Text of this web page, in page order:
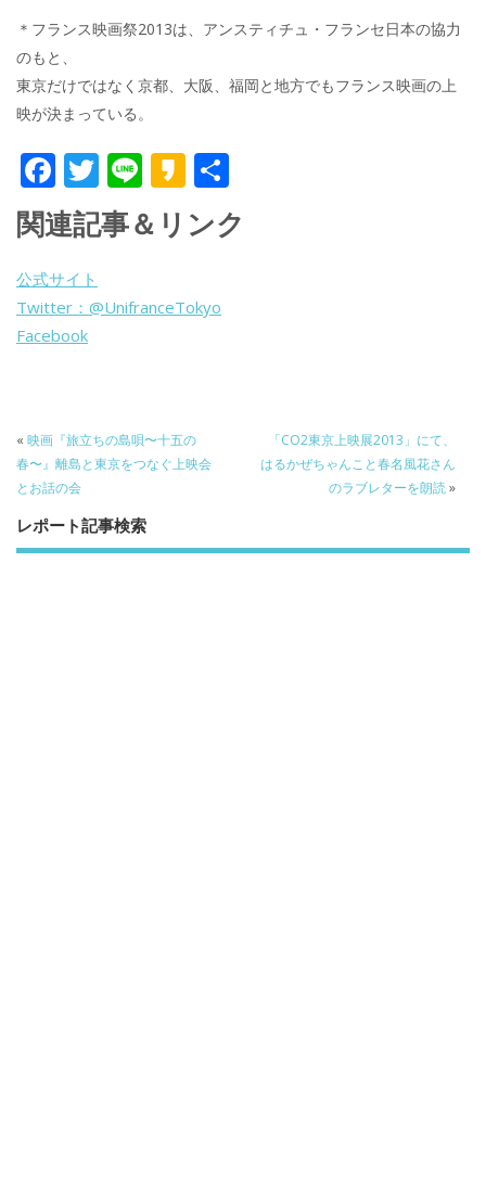
＊フランス映画祭2013は、アンスティチュ・フランセ日本の協力
のもと、
東京だけではなく京都、大阪、福岡と地方でもフランス映画の上
映が決まっている。
F
ac
e
b
o
o
T
w
itt
Li
n
e
K
a
k
o
有
関連記事＆リンク
公式サイト
Twitter：@UnifranceTokyo
Facebook
« 映画『旅立ちの島唄〜十五の
春〜』離島と東京をつなぐ上映会
とお話の会
「CO2東京上映展2013」にて、
はるかぜちゃんこと春名風花さん
のラブレターを朗読»
レポート記事検索